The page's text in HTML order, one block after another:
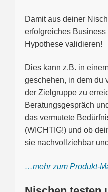
Damit aus deiner
erfolgreiches
Hypothese validieren!
Dies kann z.B. in
geschehen, in dem du
der Zielgruppe zu
Beratungsgespräch
das vermutete
(WICHTIG!) und ob
sie nachvollziehbar
…mehr zum Produkt-